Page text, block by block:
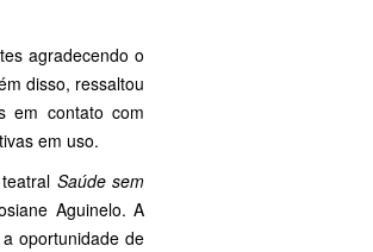
agradecendo o
disso, ressaltou
em contato com
em uso.
Saúde sem
Aguinelo. A
oportunidade de